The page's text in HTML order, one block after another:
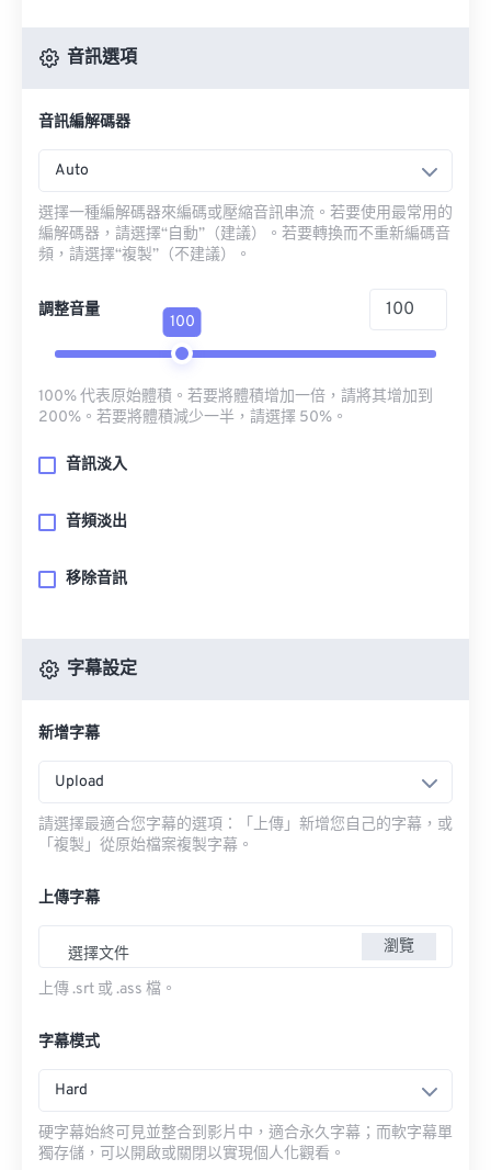
音訊選項
音訊編解碼器
Auto
選擇一種編解碼器來編碼或壓縮音訊串流。若要使用最常用的
編解碼器，請選擇“自動”（建議）。若要轉換而不重新編碼音
頻，請選擇“複製”（不建議）。
調整音量
100
100% 代表原始體積。若要將體積增加一倍，請將其增加到
200%。若要將體積減少一半，請選擇 50%。
音訊淡入
音頻淡出
移除音訊
字幕設定
新增字幕
Upload
請選擇最適合您字幕的選項：「上傳」新增您自己的字幕，或
「複製」從原始檔案複製字幕。
上傳字幕
選擇文件 瀏覽
上傳 .srt 或 .ass 檔。
字幕模式
Hard
硬字幕始終可見並整合到影片中，適合永久字幕；而軟字幕單
獨存儲，可以開啟或關閉以實現個人化觀看。